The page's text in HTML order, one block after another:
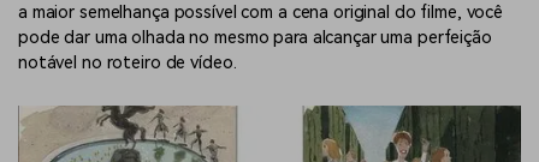
a maior semelhança possível com a cena original do filme, você
pode dar uma olhada no mesmo para alcançar uma perfeição
notável no roteiro de vídeo.